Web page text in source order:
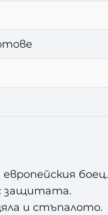
боец.
защитата.
и стъпалото.